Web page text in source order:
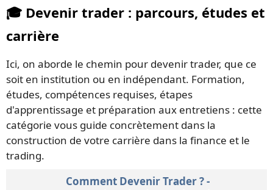
🎓 Devenir trader : parcours, études et
carrière
Ici, on aborde le chemin pour devenir trader, que ce
soit en institution ou en indépendant. Formation,
études, compétences requises, étapes
d'apprentissage et préparation aux entretiens : cette
catégorie vous guide concrètement dans la
construction de votre carrière dans la finance et le
trading.
Comment Devenir Trader ? -